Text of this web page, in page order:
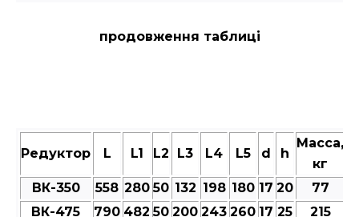
продовження таблиці
Редуктор L L1 L2 L3 L4 L5 d h
Масса,
кг
ВК-350
558 280 50 132 198 180 17 20
77
ВК-475
790 482 50 200 243 260 17 25
215